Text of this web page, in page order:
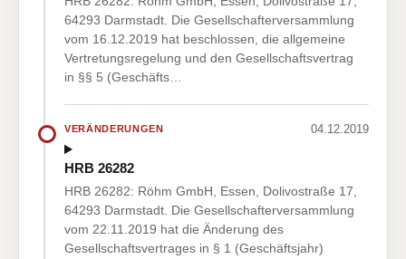
64293 Darmstadt. Die Gesellschafterversammlung
vom 16.12.2019 hat beschlossen, die allgemeine
Vertretungsregelung und den Gesellschaftsvertrag
in §§ 5 (Geschäfts…
VERÄNDERUNGEN 04.12.2019
HRB 26282
HRB 26282: Röhm GmbH, Essen, Dolivostraße 17,
64293 Darmstadt. Die Gesellschafterversammlung
vom 22.11.2019 hat die Änderung des
Gesellschaftsvertrages in § 1 (Geschäftsjahr)